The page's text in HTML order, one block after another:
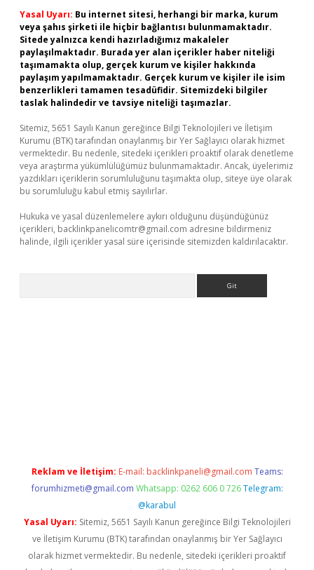
Yasal Uyarı: Bu internet sitesi, herhangi bir marka, kurum
veya şahıs şirketi ile hiçbir bağlantısı bulunmamaktadır.
Sitede yalnızca kendi hazırladığımız makaleler
paylaşılmaktadır. Burada yer alan içerikler haber niteliği
taşımamakta olup, gerçek kurum ve kişiler hakkında
paylaşım yapılmamaktadır. Gerçek kurum ve kişiler ile isim
benzerlikleri tamamen tesadüfidir. Sitemizdeki bilgiler
taslak halindedir ve tavsiye niteliği taşımazlar.
Sitemiz, 5651 Sayılı Kanun gereğince Bilgi Teknolojileri ve İletişim
Kurumu (BTK) tarafından onaylanmış bir Yer Sağlayıcı olarak hizmet
vermektedir. Bu nedenle, sitedeki içerikleri proaktif olarak denetleme
veya araştırma yükümlülüğümüz bulunmamaktadır. Ancak, üyelerimiz
yazdıkları içeriklerin sorumluluğunu taşımakta olup, siteye üye olarak
bu sorumluluğu kabul etmiş sayılırlar.
Hukuka ve yasal düzenlemelere aykırı olduğunu düşündüğünüz
içerikleri, backlinkpanelicomtr@gmail.com adresine bildirmeniz
halinde, ilgili içerikler yasal süre içerisinde sitemizden kaldırılacaktır.
Reklam ve İletişim: E-mail: backlinkpaneli@gmail.com Teams:
forumhizmeti@gmail.com Whatsapp: 0262 606 0 726 Telegram:
@karabul
Yasal Uyarı: Sitemiz, 5651 Sayılı Kanun gereğince Bilgi Teknolojileri
ve İletişim Kurumu (BTK) tarafından onaylanmış bir Yer Sağlayıcı
olarak hizmet vermektedir. Bu nedenle, sitedeki içerikleri proaktif